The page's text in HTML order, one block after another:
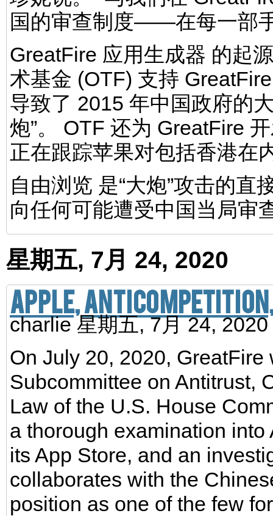
国的审查制度——在每一部
GreatFire 应用生成器 的起
术基金 (OTF) 支持
导致了 2015 年中国政府的
炮”。 OTF 还为 GreatFire
正在跟踪苹果对包括香港在
自由浏览 是“大炮”攻击的
向任何可能遭受中国当局审
星期五, 7月 24, 2020
Apple,
charlie星期五, 7月 24, 2020
On July 20, 2020,
Subcommittee on Antitrust,
Law of the U.S. House
a thorough examination into
its App Store, and an
collaborates with the
position as one of the few